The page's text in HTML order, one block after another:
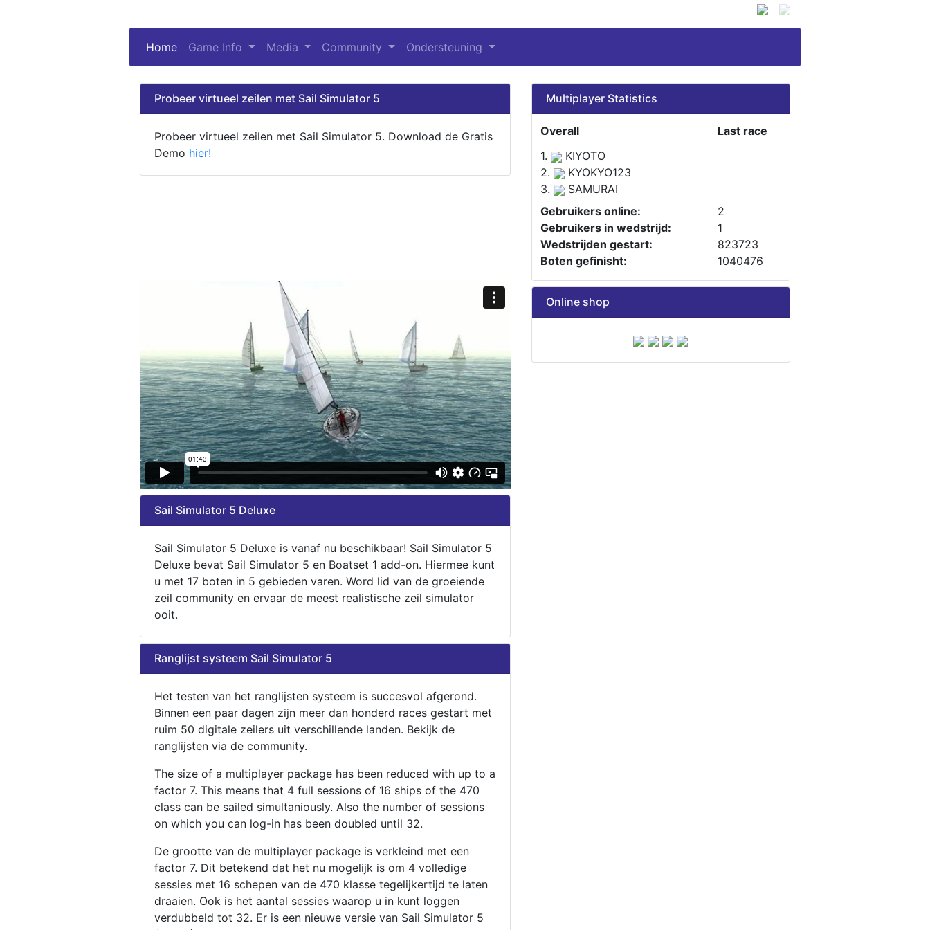
Home (current)
Game Info Media Community Ondersteuning
Probeer virtueel zeilen met Sail Simulator 5
Probeer virtueel zeilen met Sail Simulator 5. Download de Gratis
Demo hier!
Multiplayer Statistics
Overall
Last race
1.
KIYOTO
2.
KYOKYO123
3.
SAMURAI
Gebruikers online:
2
Gebruikers in wedstrijd:
1
Wedstrijden gestart:
823723
Boten gefinisht:
1040476
Sail Simulator 5 Deluxe
Sail Simulator 5 Deluxe is vanaf nu beschikbaar! Sail Simulator 5
Deluxe bevat Sail Simulator 5 en Boatset 1 add-on. Hiermee kunt
u met 17 boten in 5 gebieden varen. Word lid van de groeiende
zeil community en ervaar de meest realistische zeil simulator
ooit.
Ranglijst systeem Sail Simulator 5
Het testen van het ranglijsten systeem is succesvol afgerond.
Binnen een paar dagen zijn meer dan honderd races gestart met
ruim 50 digitale zeilers uit verschillende landen. Bekijk de
ranglijsten via de community.
The size of a multiplayer package has been reduced with up to a
factor 7. This means that 4 full sessions of 16 ships of the 470
class can be sailed simultaniously. Also the number of sessions
on which you can log-in has been doubled until 32.
De grootte van de multiplayer package is verkleind met een
factor 7. Dit betekend dat het nu mogelijk is om 4 volledige
sessies met 16 schepen van de 470 klasse tegelijkertijd te laten
draaien. Ook is het aantal sessies waarop u in kunt loggen
verdubbeld tot 32. Er is een nieuwe versie van Sail Simulator 5
Online shop